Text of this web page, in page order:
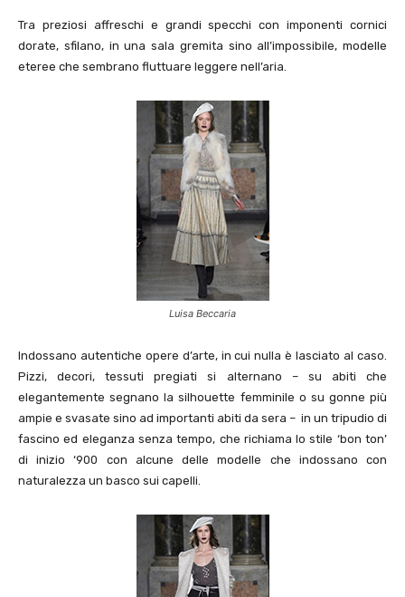
Tra preziosi affreschi e grandi specchi con imponenti cornici
dorate, sfilano, in una sala gremita sino all’impossibile, modelle
eteree che sembrano fluttuare leggere nell’aria.
Luisa Beccaria
Indossano autentiche opere d’arte, in cui nulla è lasciato al caso.
Pizzi, decori, tessuti pregiati si alternano – su abiti che
elegantemente segnano la silhouette femminile o su gonne più
ampie e svasate sino ad importanti abiti da sera – in un tripudio di
fascino ed eleganza senza tempo, che richiama lo stile ‘bon ton’
di inizio ‘900 con alcune delle modelle che indossano con
naturalezza un basco sui capelli.